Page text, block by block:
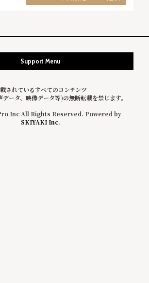
Support Menu
されているすべてのコンテンツ
ータ、映像データ等)の無断転載を禁じます。
Inc All Rights Reserved. Powered by
SKIYAKI Inc.